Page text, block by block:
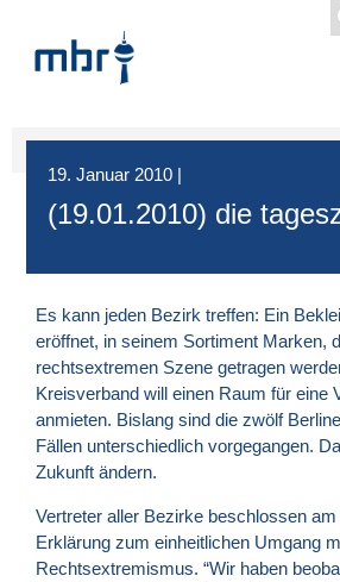
19. Januar 2010 |
(19.01.2010) die
Es kann jeden Bezirk treffen: Ein
eröffnet, in seinem Sortiment Marken,
rechtsextremen Szene getragen
Kreisverband will einen Raum für eine
anmieten. Bislang sind die zwölf
Fällen unterschiedlich vorgegangen.
Zukunft ändern.
Vertreter aller Bezirke beschlossen
Erklärung zum einheitlichen Umgang
Rechtsextremismus. “Wir haben